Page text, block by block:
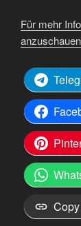
Für mehr